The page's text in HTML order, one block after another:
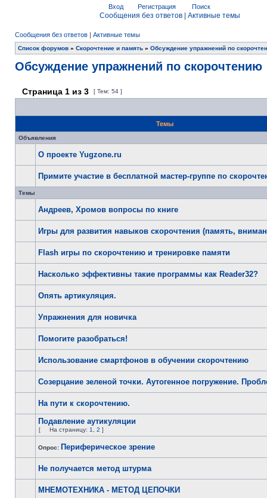
Вход Регистрация Поиск
Сообщения без ответов Активные темы
Сообщения без ответов | Активные темы
Список форумов » Скорочтение и память » Обсуждение упражнений по
Обсуждение упражнений по скорочтению
Страница 1 из 3 [ Тем: 54 ]
Темы
Объявления
О проекте Yugzone.ru
Примите участие в бесплатной мастер-группе по
Темы
Андреев, Хромов вопросы по книге
Игры для развития навыков скорочтения (память,
Flash игры по скорочтению и тренировке памяти
Насколько эффективны такие программы как Reader32?
Опять артикуляция.
Упражнения для новичка
Помогите разобраться!
Использование смартфонов в обучении скорочтению
Созерцание зеленой точки. Аутогенное погружение.
На пути к скорочтению.
Подавление аутикуляции
[ На страницу: 1 2 ]
Опрос: Периферическое зрение
Не получается метод штурма
МНЕМОТЕХНИКА - МЕТОД ЦЕПОЧКИ